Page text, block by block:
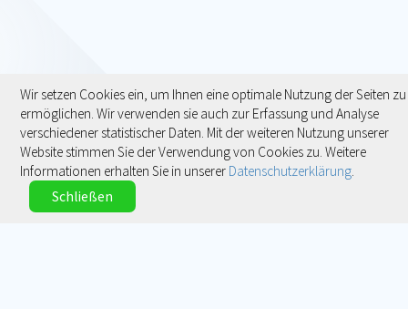
Wir setzen Cookies ein, um Ihnen eine optimale Nutzung der Seiten zu
ermöglichen. Wir verwenden sie auch zur Erfassung und Analyse
verschiedener statistischer Daten. Mit der weiteren Nutzung unserer
Website stimmen Sie der Verwendung von Cookies zu. Weitere
Informationen erhalten Sie in unserer Datenschutzerklärung.
Schließen